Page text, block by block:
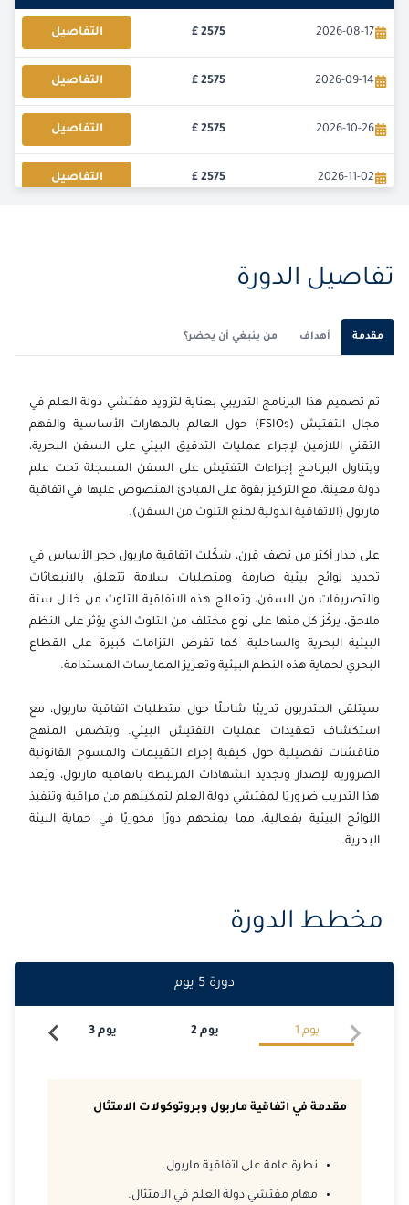
2026-08-17
2575
£ التفاصيل
2026-09-14
2575
£ التفاصيل
2026-10-26
2575
£ التفاصيل
2026-11-02
2575
£ التفاصيل
تفاصيل الدورة
مقدمة أهداف من ينبغي أن يحضر؟
تم تصميم هذا البرنامج التدريبي بعناية لتزويد مفتشي دولة العلم في
مجال التفتيش (FSIOs) حول العالم بالمهارات الأساسية والفهم
التقني اللازمين لإجراء عمليات التدقيق البيئي على السفن البحرية،
ويتناول البرنامج إجراءات التفتيش على السفن المسجلة تحت علم
دولة معينة، مع التركيز بقوة على المبادئ المنصوص عليها في اتفاقية
ماربول (الاتفاقية الدولية لمنع التلوث من السفن).
على مدار أكثر من نصف قرن، شكّلت اتفاقية ماربول حجر الأساس في
تحديد لوائح بيئية صارمة ومتطلبات سلامة تتعلق بالانبعاثات
والتصريفات من السفن، وتعالج هذه الاتفاقية التلوث من خلال ستة
ملاحق، يركّز كل منها على نوع مختلف من التلوث الذي يؤثر على النظم
البيئية البحرية والساحلية، كما تفرض التزامات كبيرة على القطاع
البحري لحماية هذه النظم البيئية وتعزيز الممارسات المستدامة.
سيتلقى المتدربون تدريبًا شاملًا حول متطلبات اتفاقية ماربول، مع
استكشاف تعقيدات عمليات التفتيش البيئي. ويتضمن المنهج
مناقشات تفصيلية حول كيفية إجراء التقييمات والمسوح القانونية
الضرورية لإصدار وتجديد الشهادات المرتبطة باتفاقية ماربول، ويُعد
هذا التدريب ضروريًا لمفتشي دولة العلم لتمكينهم من مراقبة وتنفيذ
اللوائح البيئية بفعالية، مما يمنحهم دورًا محوريًا في حماية البيئة
البحرية.
مخطط الدورة
دورة 5 يوم
يوم 1 يوم 2 يوم3
مقدمة في اتفاقية ماربول وبروتوكولات الامتثال
نظرة عامة على اتفاقية ماربول.
مهام مفتشي دولة العلم في الامتثال.